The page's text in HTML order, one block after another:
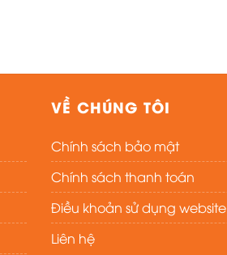
VỀ CHÚNG TÔI
Chính sách bảo mật
Chính sách thanh toán
Điều khoản sử dụng website
Liên hệ